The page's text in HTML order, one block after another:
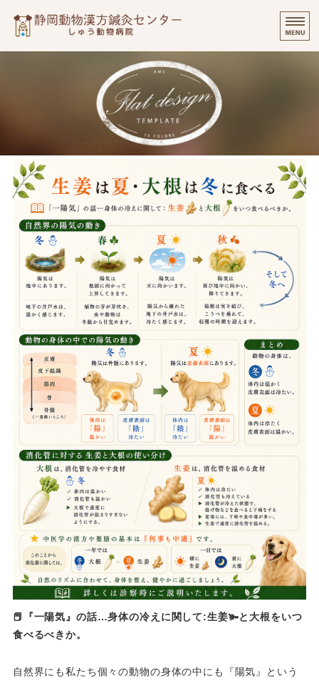
診療実績・飼い主様のご感想
個別出張診療について
オンラインでのご相談
📕『一陽気』の話…身体の冷えに関して:生姜🫚と大根をいつ
食べるべきか。
自然界にも私たち個々の動物の身体の中にも『陽気』という